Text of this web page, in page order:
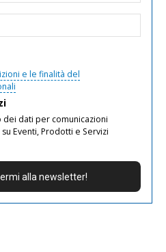
e le finalità del
dati per comunicazioni
Eventi, Prodotti e Servizi